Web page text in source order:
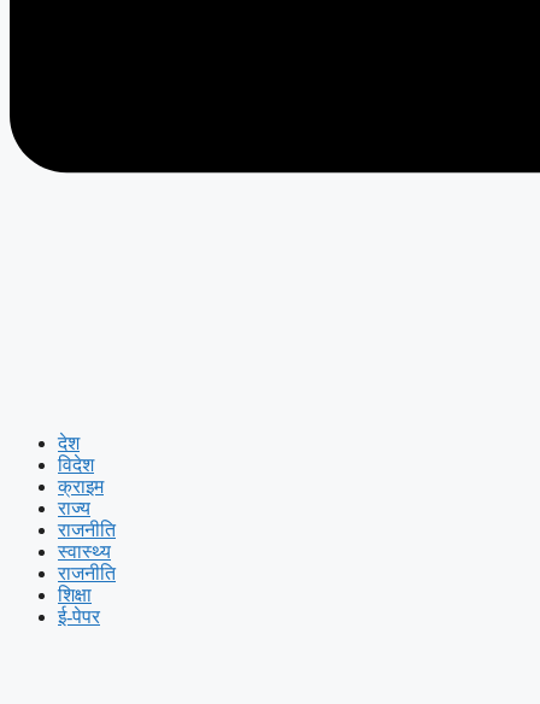
देश
विदेश
क्राइम
राज्य
राजनीति
स्वास्थ्य
राजनीति
शिक्षा
ई-पेपर